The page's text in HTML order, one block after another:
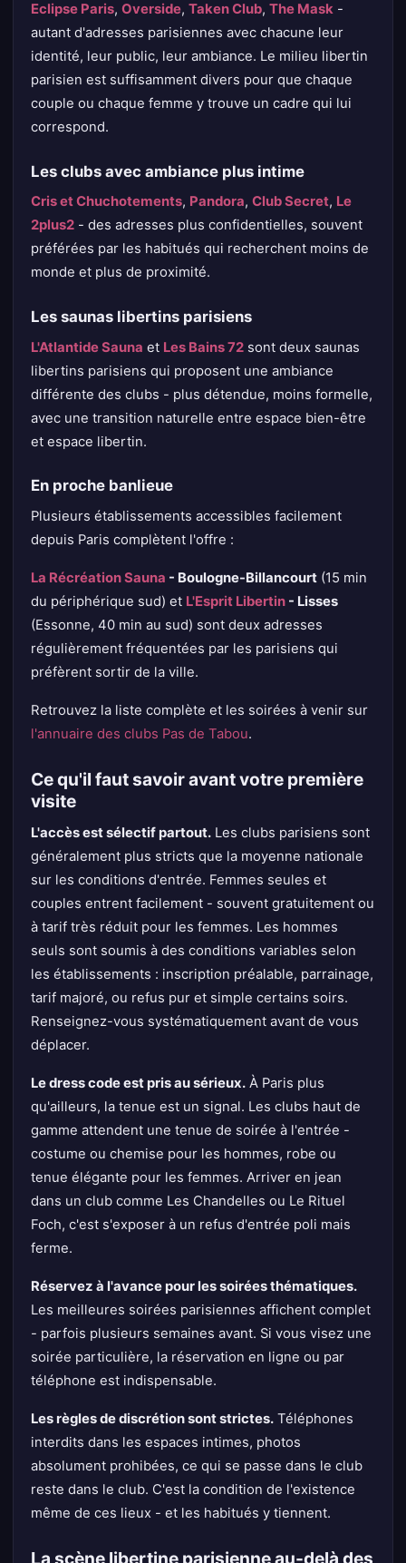
Eclipse Paris,Overside,Taken Club,The Mask -
autant d'adresses parisiennes avec chacune leur
identité, leur public, leur ambiance. Le milieu libertin
parisien est suffisamment divers pour que chaque
couple ou chaque femme y trouve un cadre qui lui
correspond.
Les clubs avec ambiance plus intime
Cris et Chuchotements, Pandora,Club Secret, Le
2plus2 - des adresses plus confidentielles, souvent
préférées par les habitués qui recherchent moins de
monde et plus de proximité.
Les saunas libertins parisiens
L'Atlantide Sauna et Les Bains 72 sont deux saunas
libertins parisiens qui proposent une ambiance
différente des clubs - plus détendue, moins formelle,
avec une transition naturelle entre espace bien-être
et espace libertin.
En proche banlieue
Plusieurs établissements accessibles facilement
depuis Paris complètent l'offre :
La Récréation Sauna - Boulogne-Billancourt (15 min
du périphérique sud) et L'Esprit Libertin - Lisses
(Essonne, 40 min au sud) sont deux adresses
régulièrement fréquentées par les parisiens qui
préfèrent sortir de la ville.
Retrouvez la liste complète et les soirées à venir sur
l'annuaire des clubs Pas de Tabou.
Ce qu'il faut savoir avant votre première
visite
L'accès est sélectif partout. Les clubs parisiens sont
généralement plus stricts que la moyenne nationale
sur les conditions d'entrée. Femmes seules et
couples entrent facilement - souvent gratuitement ou
à tarif très réduit pour les femmes. Les hommes
seuls sont soumis à des conditions variables selon
les établissements : inscription préalable, parrainage,
tarif majoré, ou refus pur et simple certains soirs.
Renseignez-vous systématiquement avant de vous
déplacer.
Le dress code est pris au sérieux. À Paris plus
qu'ailleurs, la tenue est un signal. Les clubs haut de
gamme attendent une tenue de soirée à l'entrée -
costume ou chemise pour les hommes, robe ou
tenue élégante pour les femmes. Arriver en jean
dans un club comme Les Chandelles ou Le Rituel
Foch, c'est s'exposer à un refus d'entrée poli mais
ferme.
Réservez à l'avance pour les soirées thématiques.
Les meilleures soirées parisiennes affichent complet
- parfois plusieurs semaines avant. Si vous visez une
soirée particulière, la réservation en ligne ou par
téléphone est indispensable.
Les règles de discrétion sont strictes. Téléphones
interdits dans les espaces intimes, photos
absolument prohibées, ce qui se passe dans le club
reste dans le club. C'est la condition de l'existence
même de ces lieux - et les habitués y tiennent.